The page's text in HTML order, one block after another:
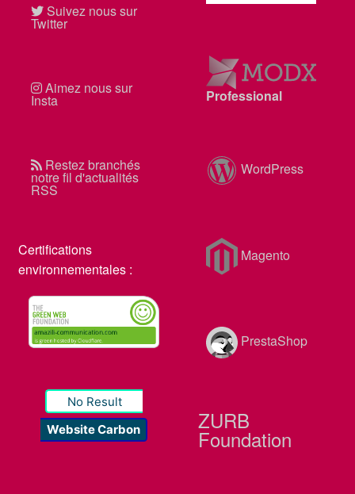
Suivez nous sur
Twitter
Aimez nous sur
Insta
Restez branchés
notre fil d'actualités
RSS
Certifications
environnementales :
No Result
Website Carbon
MODX
Professional
WordPress
Magento
PrestaShop
ZURB
Foundation